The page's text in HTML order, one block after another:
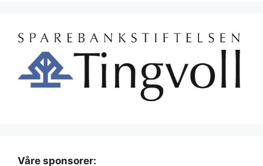
Våre sponsorer: